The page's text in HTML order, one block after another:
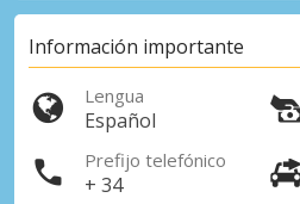
Información importante
Lengua
Español
Prefijo telefónico
+ 34
Accede a ofertas
Iniciar